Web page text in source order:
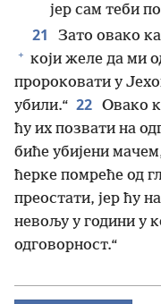
јер сам теби
21 Зато овако
+ који желе да ми
пророковати у
убили.“ 22 Овако
ћу их позвати на
биће убијени
ћерке помреће од
преостати, јер ћу
невољу у години у
одговорност.“